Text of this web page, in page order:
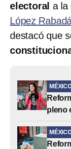
electoral a la
López
destacó que
pleno